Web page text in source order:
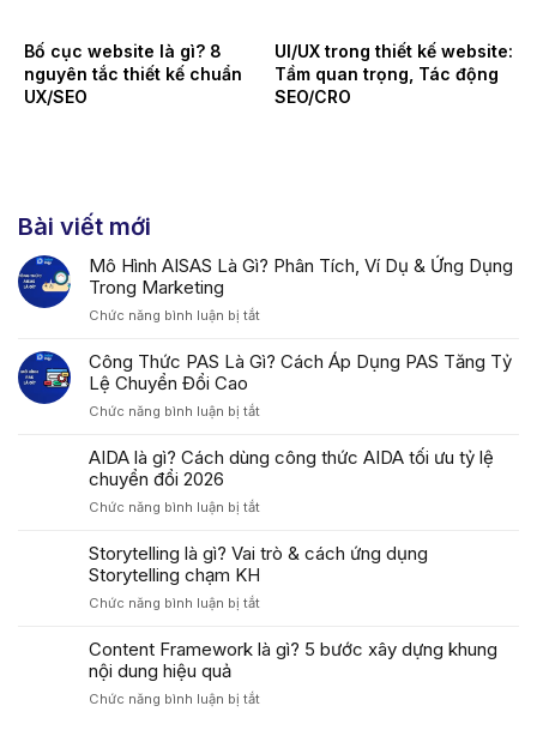
Bố cục website là gì? 8
nguyên tắc thiết kế chuẩn
UX/SEO
UI/UX trong thiết kế website:
Tầm quan trọng, Tác động
SEO/CRO
Bài viết mới
Mô Hình AISAS Là Gì? Phân Tích, Ví Dụ & Ứng Dụng
Trong Marketing
Chức năng bình luận bị tắtở
Hình
Gì?
Tích,
Dụng
Marketing
Công Thức PAS Là Gì? Cách Áp Dụng PAS Tăng Tỷ
Lệ Chuyển Đổi Cao
Chức năng bình luận bị tắtở
Thức
PAS
Gì?
Áp
Lệ
Đổi
AIDA là gì? Cách dùng công thức AIDA tối ưu tỷ lệ
chuyển đổi 2026
Chức năng bình luận bị tắtở
là
dùng
thức
Storytelling là gì? Vai trò & cách ứng dụng
Storytelling chạm KH
Chức năng bình luận bị tắtở
là
gì?
trò
Content Framework là gì? 5 bước xây dựng khung
nội dung hiệu quả
Chức năng bình luận bị tắtở